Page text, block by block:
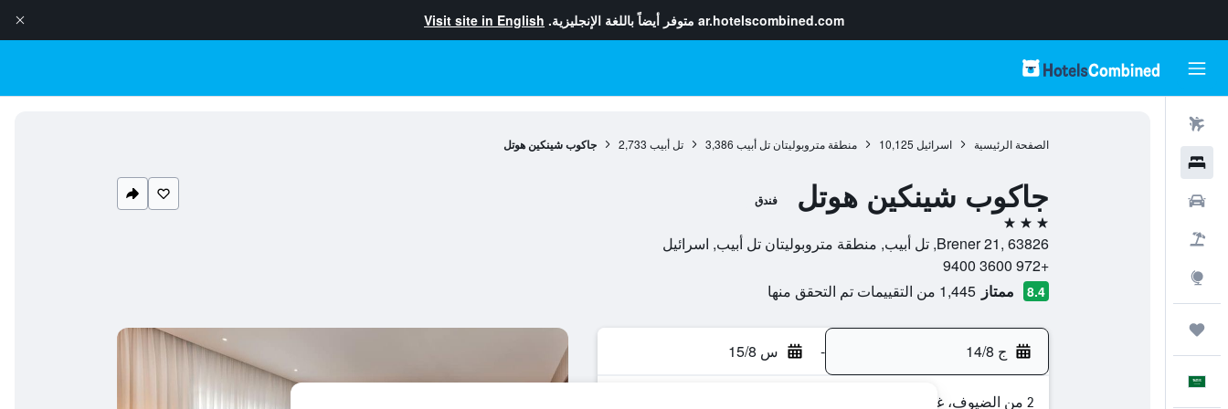
ar.hotelscombined.com متوفر أيضاً باللغة الإنجليزية. Visit site in English
الصفحة الرئيسية اسرائيل 10,125 منطقة متروبوليتان تل أبيب 3,386 تل أبيب 2,733 جاكوب شينكين هوتل
جاكوب شينكين هوتل فندق
3 نجوم
Brener 21, 63826, تل أبيب, منطقة متروبوليتان تل أبيب, اسرائيل
+972 3600 9400
8.4 ممتاز 1,445 من التقييمات تم التحقق منها
ج 14/8 - س 15/8
2 من الضيوف، غرفة واحدة